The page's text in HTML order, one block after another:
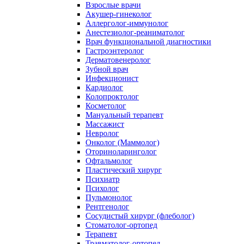
Взрослые врачи
Акушер-гинеколог
Аллерголог-иммунолог
Анестезиолог-реаниматолог
Врач функциональной диагностики
Гастроэнтеролог
Дерматовенеролог
Зубной врач
Инфекционист
Кардиолог
Колопроктолог
Косметолог
Мануальный терапевт
Массажист
Невролог
Онколог (Маммолог)
Оториноларинголог
Офтальмолог
Пластический хирург
Психиатр
Психолог
Пульмонолог
Рентгенолог
Сосудистый хирург (флеболог)
Стоматолог-ортопед
Терапевт